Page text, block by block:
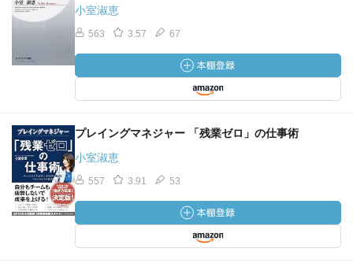
小室淑恵
563 3.57 67
プレイングマネジャー 「残業ゼロ」の仕事術
小室淑恵
557 3.91 53